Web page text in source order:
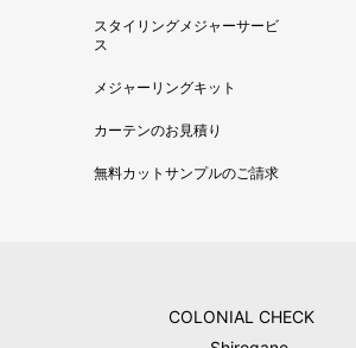
スタイリングメジャーサービ
ス
メジャーリングキット
カーテンのお見積り
無料カットサンプルのご請求
COLONIAL CHECK